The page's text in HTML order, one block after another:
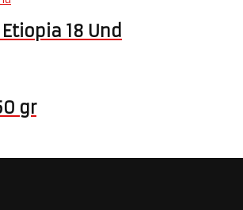
18 Und
gr